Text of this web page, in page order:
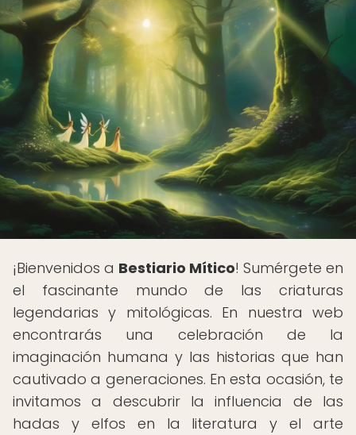
¡Bienvenidos a Bestiario Mítico! Sumérgete en
el fascinante mundo de las criaturas
legendarias y mitológicas. En nuestra web
encontrarás una celebración de la
imaginación humana y las historias que han
cautivado a generaciones. En esta ocasión, te
invitamos a descubrir la influencia de las
hadas y elfos en la literatura y el arte